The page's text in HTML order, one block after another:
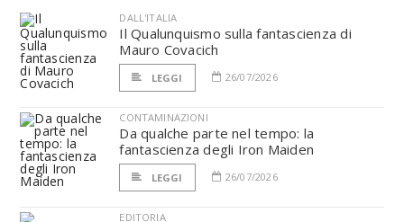
DALL'ITALIA
Il Qualunquismo sulla fantascienza di
Mauro Covacich
LEGGI 26/07/2026
CONTAMINAZIONI
Da qualche parte nel tempo: la
fantascienza degli Iron Maiden
LEGGI 26/07/2026
EDITORIA